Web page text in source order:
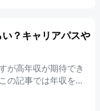
？キャリアパスや
が高年収が期待でき
の記事では年収を上
サーバーエンジニ